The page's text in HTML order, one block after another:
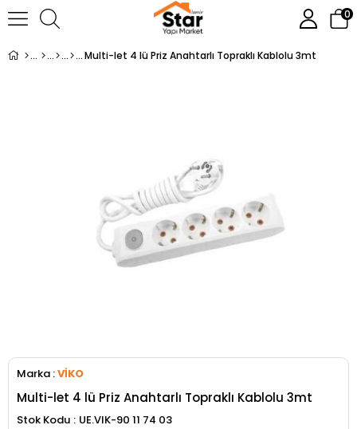
0
Multi-let 4 lü Priz Anahtarlı Topraklı Kablolu 3mt
Marka :VİKO
Multi-let 4 lü Priz Anahtarlı Topraklı Kablolu 3mt
Stok Kodu
UE.VIK-90 11 74 03